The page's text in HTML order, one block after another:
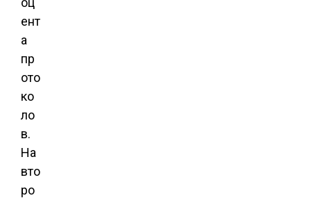
ент
а
пр
ото
ко
ло
в.
На
вто
ро